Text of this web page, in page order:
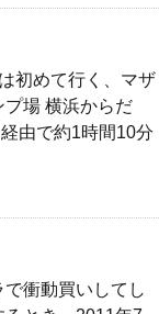
初めて行く、マザ
場 横浜からだ
由で約1時間10分
衝動買いしてし